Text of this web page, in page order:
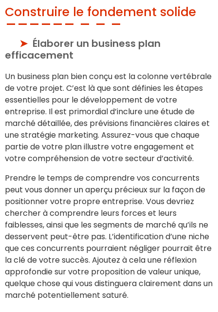
Construire le fondement solide
Élaborer un business plan
efficacement
Un business plan bien conçu est la colonne vertébrale
de votre projet. C’est là que sont définies les étapes
essentielles pour le développement de votre
entreprise. Il est primordial d’inclure une étude de
marché détaillée, des prévisions financières claires et
une stratégie marketing. Assurez-vous que chaque
partie de votre plan illustre votre engagement et
votre compréhension de votre secteur d’activité.
Prendre le temps de comprendre vos concurrents
peut vous donner un aperçu précieux sur la façon de
positionner votre propre entreprise. Vous devriez
chercher à comprendre leurs forces et leurs
faiblesses, ainsi que les segments de marché qu’ils ne
desservent peut-être pas. L’identification d’une niche
que ces concurrents pourraient négliger pourrait être
la clé de votre succès. Ajoutez à cela une réflexion
approfondie sur votre proposition de valeur unique,
quelque chose qui vous distinguera clairement dans un
marché potentiellement saturé.